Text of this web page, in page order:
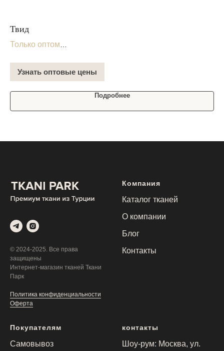
Твид
Только оптом
Узнать оптовые цены
Подробнее
© 2024-2025. Все права
защищены
Интернет-магазин тканей Ткани
Парк
Политика конфиденциальности
Оферта
Компания
Каталог тканей
О компании
Блог
Контакты
Покупателям
Самовывоз
контакты
Шоу-рум: Москва, ул.